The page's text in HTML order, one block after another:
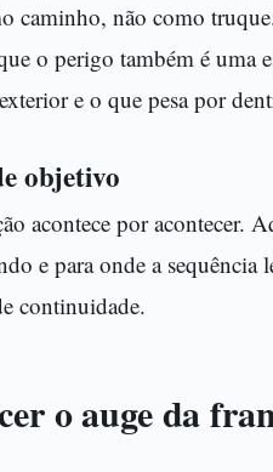
caminho, não como
o perigo também é uma
e o que pesa por
objetivo
acontece por acontecer.
e para onde a
continuidade.
o auge da